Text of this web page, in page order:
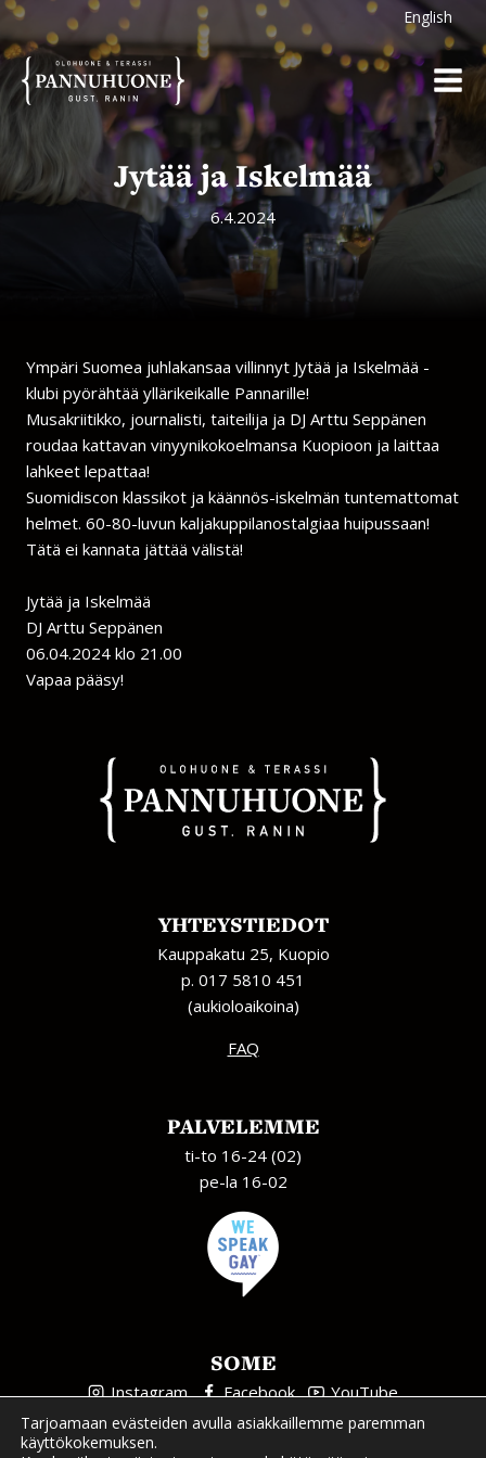
Siirry
sisältöön
English
Jytää ja Iskelmää
6.4.2024
Ympäri Suomea juhlakansaa villinnyt Jytää ja Iskelmää -
klubi pyörähtää yllärikeikalle Pannarille!
Musakriitikko, journalisti, taiteilija ja DJ Arttu Seppänen
roudaa kattavan vinyynikokoelmansa Kuopioon ja laittaa
lahkeet lepattaa!
Suomidiscon klassikot ja käännös-iskelmän tuntemattomat
helmet. 60-80-luvun kaljakuppilanostalgiaa huipussaan!
Tätä ei kannata jättää välistä!
Jytää ja Iskelmää
DJ Arttu Seppänen
06.04.2024 klo 21.00
Vapaa pääsy!
YHTEYSTIEDOT
Kauppakatu 25, Kuopio
p. 017 5810 451
(aukioloaikoina)
FAQ
PALVELEMME
ti-to 16-24 (02)
pe-la 16-02
SOME
Instagram Facebook YouTube
Tarjoamaan evästeiden avulla asiakkaillemme paremman
käyttökokemuksen.